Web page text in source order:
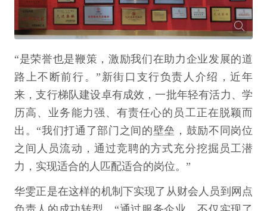
“是荣誉也是鞭策，激励我们在助力企业发展的道
路上不断前行。”新街口支行负责人介绍，近年
来，支行梯队建设卓有成效，一批年轻有活力、学
历高、业务能力强、有责任心的员工正在脱颖而
出。“我们打通了部门之间的壁垒，鼓励不同岗位
之间人员流动，通过竞聘的方式充分挖掘员工潜
力，实现适合的人匹配适合的岗位。”
华雯正是在这样的机制下实现了从财会人员到网点